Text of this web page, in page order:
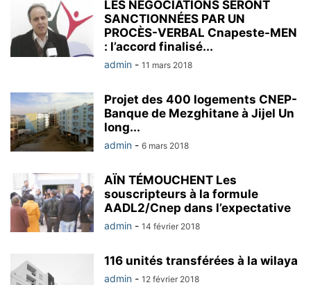
LES NÉGOCIATIONS SERONT
SANCTIONNÉES PAR UN
PROCÈS-VERBAL Cnapeste-MEN
: l’accord finalisé...
admin - 11 mars 2018
Projet des 400 logements CNEP-
Banque de Mezghitane à Jijel Un
long...
admin - 6 mars 2018
AÏN TÉMOUCHENT Les
souscripteurs à la formule
AADL2/Cnep dans l’expectative
admin - 14 février 2018
116 unités transférées à la wilaya
admin - 12 février 2018